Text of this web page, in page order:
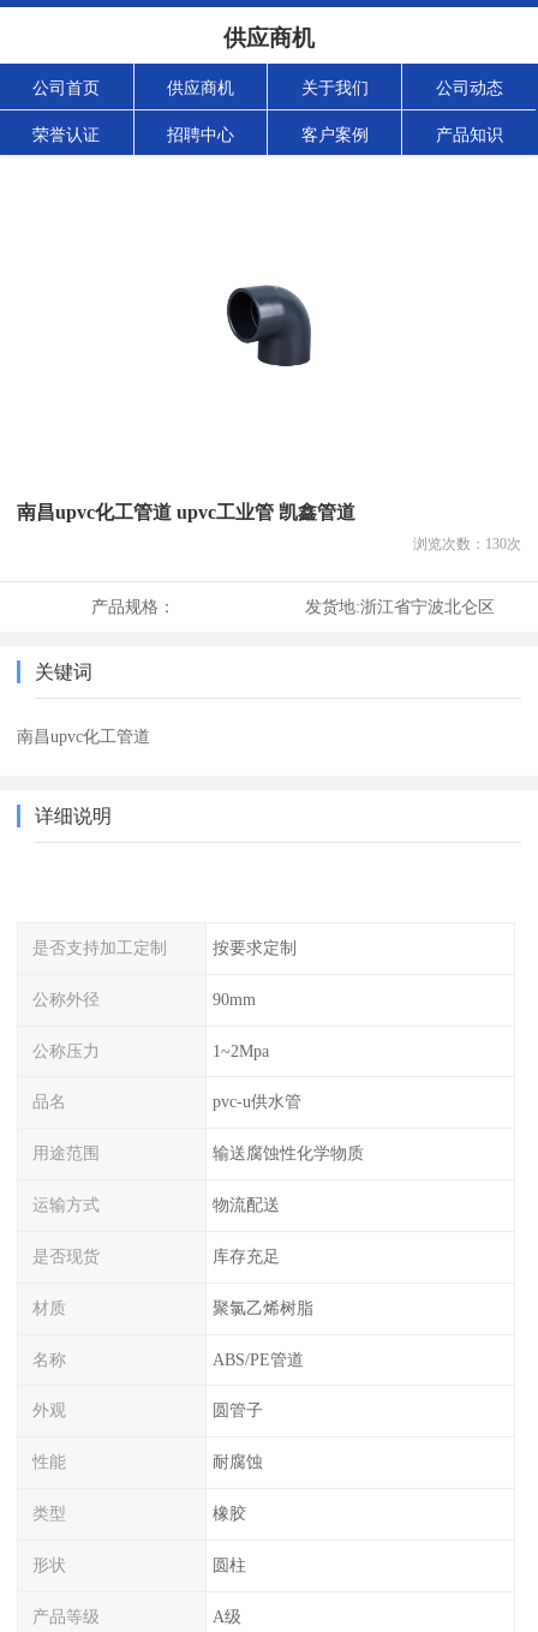
供应商机
公司首页 供应商机 关于我们 公司动态
荣誉认证 招聘中心 客户案例 产品知识
南昌upvc化工管道 upvc工业管 凯鑫管道
浏览次数： 130次
产品规格： 发货地:浙江省宁波北仑区
关键词
南昌upvc化工管道
详细说明
是否支持加工定制 按要求定制
公称外径 90mm
公称压力 1~2Mpa
品名 pvc-u供水管
用途范围 输送腐蚀性化学物质
运输方式 物流配送
是否现货 库存充足
材质 聚氯乙烯树脂
名称 ABS/PE管道
外观 圆管子
性能 耐腐蚀
类型 橡胶
形状 圆柱
产品等级 A级